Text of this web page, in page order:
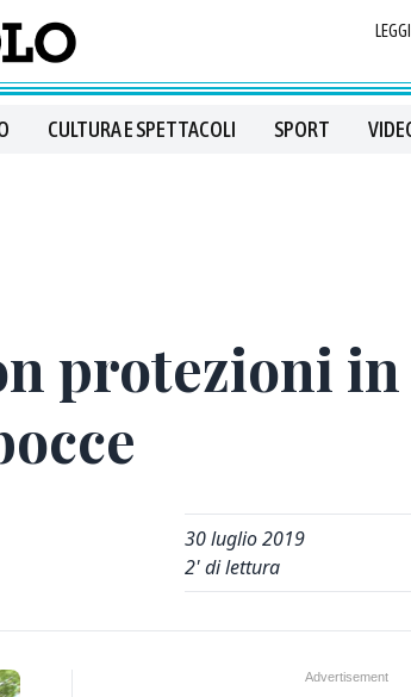
CULTURA E SPETTACOLI SPORT
protezioni in
30 luglio 2019
2' di lettura